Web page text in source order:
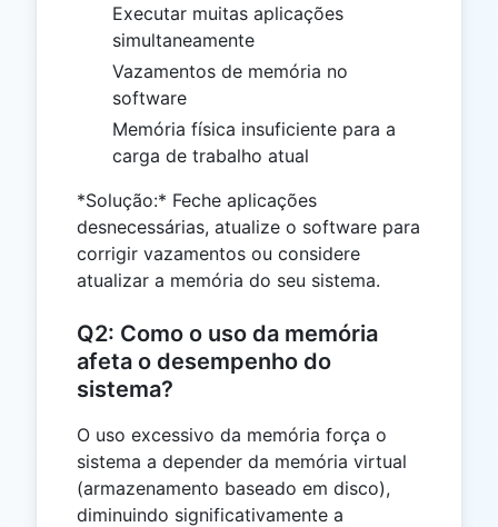
Executar muitas aplicações
simultaneamente
Vazamentos de memória no
software
Memória física insuficiente para a
carga de trabalho atual
*Solução:* Feche aplicações
desnecessárias, atualize o software para
corrigir vazamentos ou considere
atualizar a memória do seu sistema.
Q2: Como o uso da memória
afeta o desempenho do
sistema?
O uso excessivo da memória força o
sistema a depender da memória virtual
(armazenamento baseado em disco),
diminuindo significativamente a